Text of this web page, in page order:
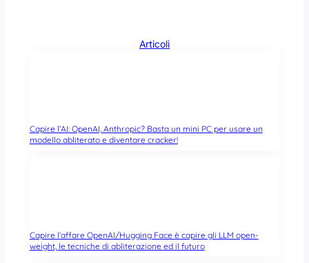
Articoli
Capire l’AI: OpenAI, Anthropic? Basta un mini PC per usare un
modello abliterato e diventare cracker!
Capire l’affare OpenAI/Hugging Face è capire gli LLM open-
weight, le tecniche di abliterazione ed il futuro